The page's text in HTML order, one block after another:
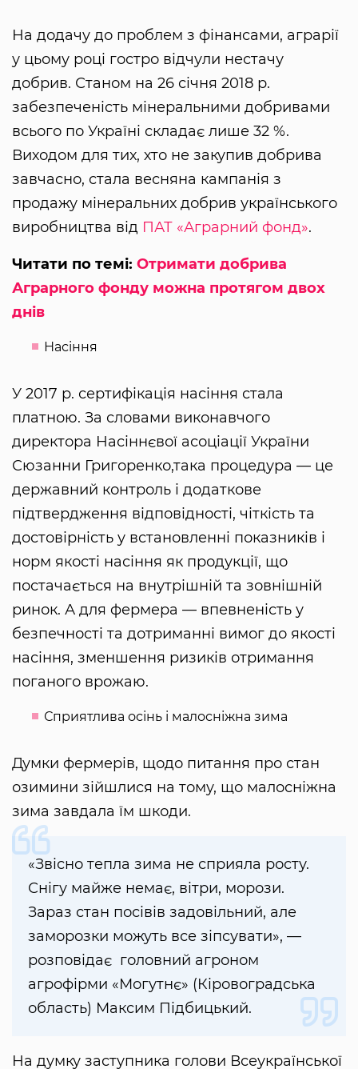
На додачу до проблем з фінансами, аграрії
у цьому році гостро відчули нестачу
добрив. Станом на 26 січня 2018 р.
забезпеченість мінеральними добривами
всього по Україні складає лише 32 %.
Виходом для тих, хто не закупив добрива
завчасно, стала весняна кампанія з
продажу мінеральних добрив українського
виробництва від ПАТ «Аграрний фонд».
Читати по темі: Отримати добрива
Аграрного фонду можна протягом двох
днів
Насіння
У 2017 р. сертифікація насіння стала
платною. За словами виконавчого
директора Насіннєвої асоціації України
Сюзанни Григоренко,така процедура — це
державний контроль і додаткове
підтвердження відповідності, чіткість та
достовірність у встановленні показників і
норм якості насіння як продукції, що
постачається на внутрішній та зовнішній
ринок. А для фермера — впевненість у
безпечності та дотриманні вимог до якості
насіння, зменшення ризиків отримання
поганого врожаю.
Сприятлива осінь і малосніжна зима
Думки фермерів, щодо питання про стан
озимини зійшлися на тому, що малосніжна
зима завдала їм шкоди.
«Звісно тепла зима не сприяла росту.
Снігу майже немає, вітри, морози.
Зараз стан посівів задовільний, але
заморозки можуть все зіпсувати», —
розповідає головний агроном
агрофірми «Могутнє» (Кіровоградська
область) Максим Підбицький.
На думку заступника голови Всеукраїнської